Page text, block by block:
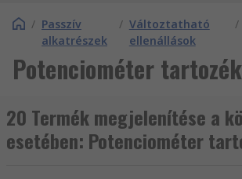
/ Passzív
alkatrészek
/ Változtatható
ellenállások
/
Potenciométer
20 Termék megjelenítése a
esetében: Potenciométer